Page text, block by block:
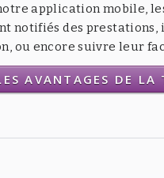
application mobile,
notifiés des
ou encore suivre leur
AVANTAGES DE LA